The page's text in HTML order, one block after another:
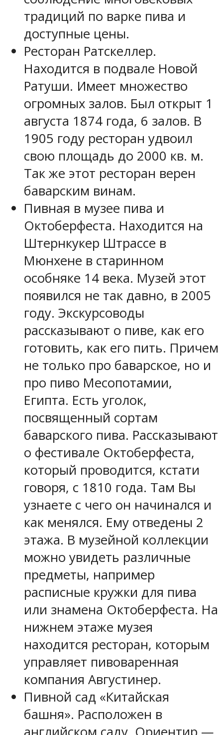
традиций по варке пива и
доступные цены.
Ресторан Ратскеллер.
Находится в подвале Новой
Ратуши. Имеет множество
огромных залов. Был открыт 1
августа 1874 года, 6 залов. В
1905 году ресторан удвоил
свою площадь до 2000 кв. м.
Так же этот ресторан верен
баварским винам.
Пивная в музее пива и
Октоберфеста. Находится на
Штернкукер Штрассе в
Мюнхене в старинном
особняке 14 века. Музей этот
появился не так давно, в 2005
году. Экскурсоводы
рассказывают о пиве, как его
готовить, как его пить. Причем
не только про баварское, но и
про пиво Месопотамии,
Египта. Есть уголок,
посвященный сортам
баварского пива. Рассказывают
о фестивале Октоберфеста,
который проводится, кстати
говоря, с 1810 года. Там Вы
узнаете с чего он начинался и
как менялся. Ему отведены 2
этажа. В музейной коллекции
можно увидеть различные
предметы, например
расписные кружки для пива
или знамена Октоберфеста. На
нижнем этаже музея
находится ресторан, которым
управляет пивоваренная
компания Августинер.
Пивной сад «Китайская
башня». Расположен в